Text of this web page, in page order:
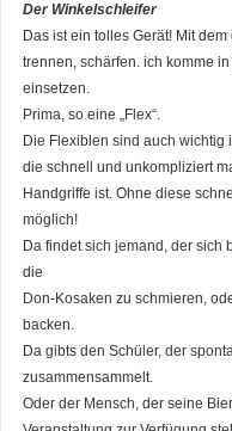
Der Winkelschleifer
Das ist ein tolles Gerät! Mit
trennen, schärfen. ich komme
einsetzen.
Prima, so eine „Flex“.
Die Flexiblen sind auch wichtig
die schnell und unkompliziert
Handgriffe ist. Ohne diese
möglich!
Da findet sich jemand, der sich
die
Don-Kosaken zu schmieren,
backen.
Da gibts den Schüler, der
zusammensammelt.
Oder der Mensch, der seine